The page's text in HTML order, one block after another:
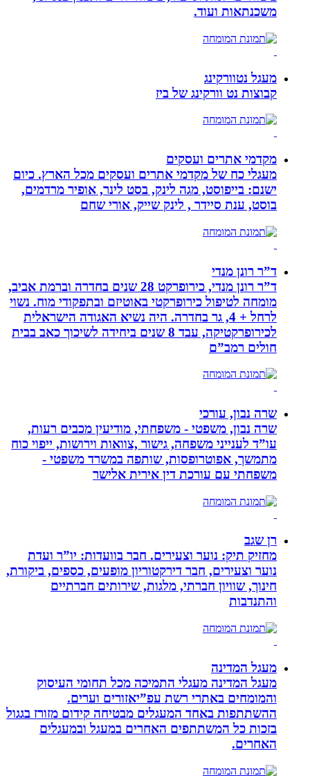
משכנתאות ועוד.
מעגל נטוורקינג
קבוצות נט וורקינג של ביז
מקדמי אתרים ועסקים
מעגלי כח של מקדמי אתרים ועסקים מכל הארץ. כיום
ישנם: בייפוסט, מגה לינק, בסט לינר, אופיר מרדמים,
בוסט, ענת סיידר , לינק שייק, אורי שחם
ד”ר רונן מנדי
ד”ר רונן מנדי, כירופרקט 28 שנים בחדרה וברמת אביב,
מומחה לטיפול כירופרקטי באוטיזם ובתפקודי מוח. נשוי
לרחל + 4, גר בחדרה. היה נשיא האגודה הישראלית
לכירופרקטיקה, עבד 8 שנים ביחידה לשיכוך כאב בבית
חולים רמב”ם
שרה נבון, עורכי
שרה נבון, משפטי - משפחתי, מודיעין מכבים רעות,
עו”ד לענייני משפחה, גישור ,צוואות וירושות, ייפוי כוח
מתמשך, אפוטרופסות, שותפה במשרד משפטי -
משפחתי עם עורכת דין אירית אלישר
רן שגב
מחזיק תיק: נוער וצעירים. חבר בוועדות: יו”ר ועדת
נוער וצעירים, חבר דירקטוריון מופעים, כספים, ביקורת,
חינוך, שוויון חברתי, מלגות, שירותים חברתיים
והתנדבות
מעגל המדינה
מעגל המדינה מעגלי התמיכה מכל תחומי העיסוק
והמומחים באתרי רשת עפ”יאזורים וערים.
ההשתתפות באחד המעגלים מבטיחה קידום מזורז בגגול
בזכות כל המשתתפים האחרים במעגל ובמעגלים
האחרים.